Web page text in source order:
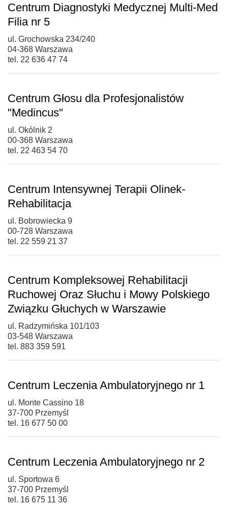
Centrum Diagnostyki Medycznej Multi-Med
Filia nr 5
ul. Grochowska 234/240
04-368 Warszawa
tel. 22 636 47 74
Centrum Głosu dla Profesjonalistów
"Medincus"
ul. Okólnik 2
00-368 Warszawa
tel. 22 463 54 70
Centrum Intensywnej Terapii Olinek-
Rehabilitacja
ul. Bobrowiecka 9
00-728 Warszawa
tel. 22 559 21 37
Centrum Kompleksowej Rehabilitacji
Ruchowej Oraz Słuchu i Mowy Polskiego
Związku Głuchych w Warszawie
ul. Radzymińska 101/103
03-548 Warszawa
tel. 883 359 591
Centrum Leczenia Ambulatoryjnego nr 1
ul. Monte Cassino 18
37-700 Przemyśl
tel. 16 677 50 00
Centrum Leczenia Ambulatoryjnego nr 2
ul. Sportowa 6
37-700 Przemyśl
tel. 16 675 11 36